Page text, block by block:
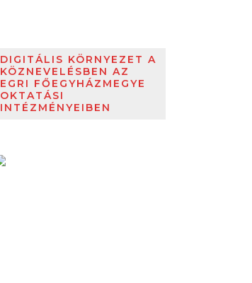
DIGITÁLIS KÖRNYEZET A
KÖZNEVELÉSBEN AZ
EGRI FŐEGYHÁZMEGYE
OKTATÁSI
INTÉZMÉNYEIBEN